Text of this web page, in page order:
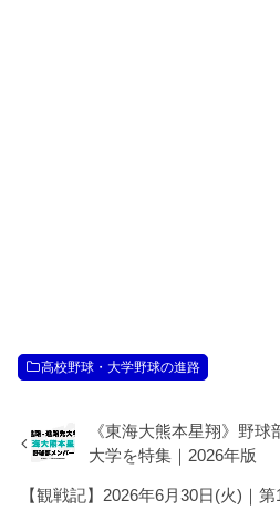
高校野球・大学野球の進路
《東海大熊本星翔》野
大学を特集｜2026年版
【観戦記】2026年6月30日(火)｜